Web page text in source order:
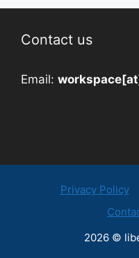
Contact us
Email:
Privacy Policy
2026 ©